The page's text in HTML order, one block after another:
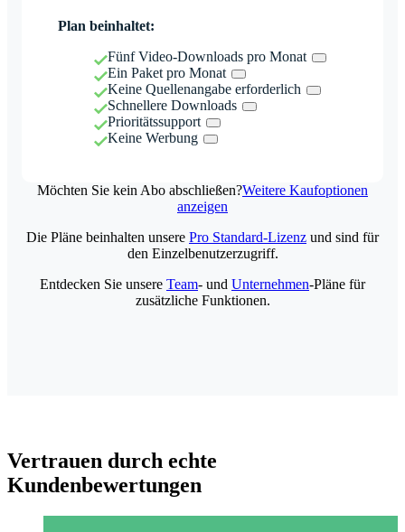
Plan beinhaltet:
Fünf Video-Downloads pro Monat
Ein Paket pro Monat
Keine Quellenangabe erforderlich
Schnellere Downloads
Prioritätssupport
Keine Werbung
Möchten Sie kein Abo abschließen?Weitere Kaufoptionen
anzeigen
Die Pläne beinhalten unsere Pro Standard-Lizenz und sind für
den Einzelbenutzerzugriff.
Entdecken Sie unsere Team- und Unternehmen-Pläne für
zusätzliche Funktionen.
Vertrauen durch echte
Kundenbewertungen